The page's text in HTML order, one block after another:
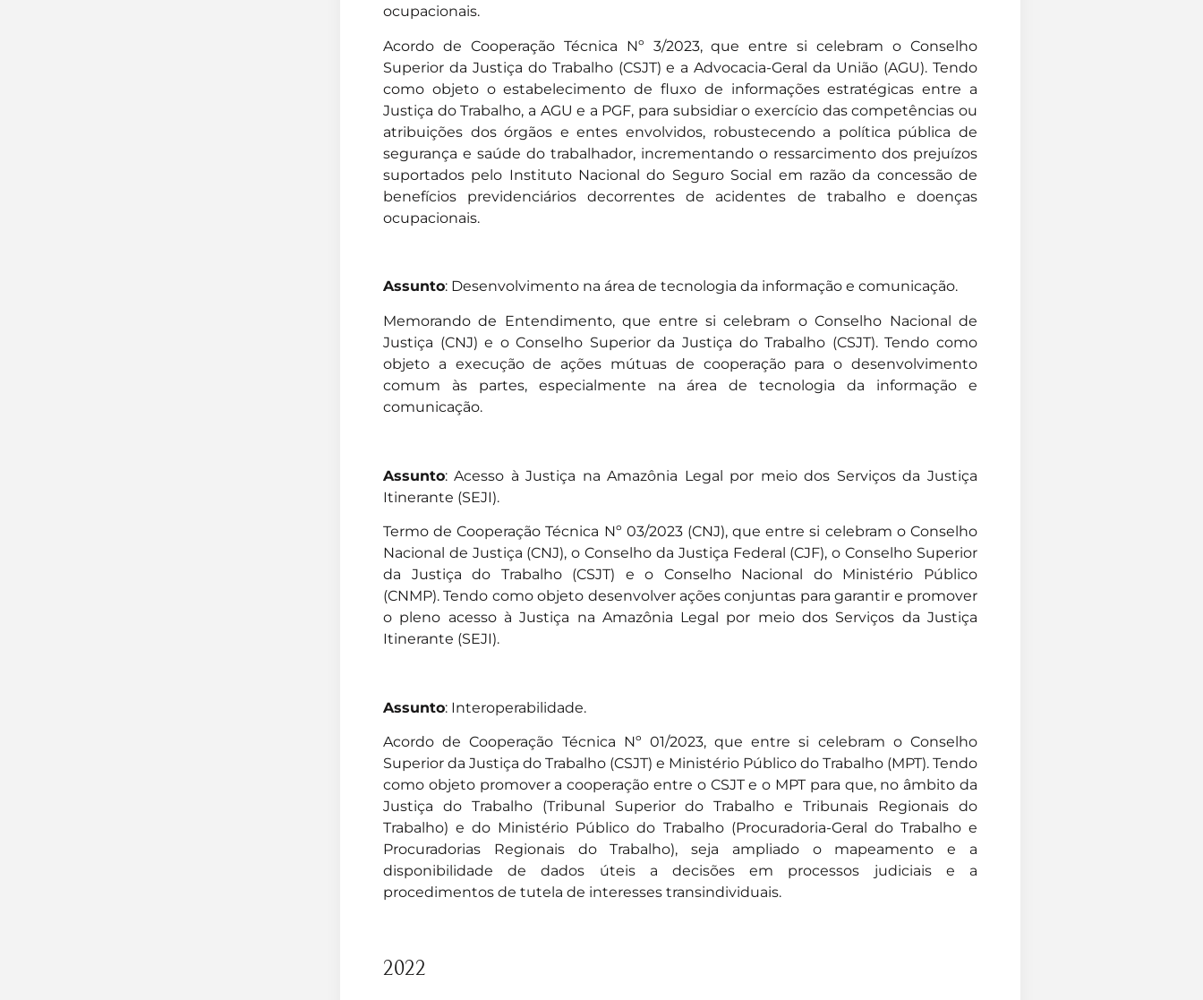
ocupacionais.
Acordo de Cooperação Técnica Nº 3/2023, que entre si celebram o Conselho
Superior da Justiça do Trabalho (CSJT) e a Advocacia-Geral da União (AGU). Tendo
como objeto o estabelecimento de fluxo de informações estratégicas entre a
Justiça do Trabalho, a AGU e a PGF, para subsidiar o exercício das competências ou
atribuições dos órgãos e entes envolvidos, robustecendo a política pública de
segurança e saúde do trabalhador, incrementando o ressarcimento dos prejuízos
suportados pelo Instituto Nacional do Seguro Social em razão da concessão de
benefícios previdenciários decorrentes de acidentes de trabalho e doenças
ocupacionais.
Assunto: Desenvolvimento na área de tecnologia da informação e comunicação.
Memorando de Entendimento, que entre si celebram o Conselho Nacional de
Justiça (CNJ) e o Conselho Superior da Justiça do Trabalho (CSJT). Tendo como
objeto a execução de ações mútuas de cooperação para o desenvolvimento
comum às partes, especialmente na área de tecnologia da informação e
comunicação.
Assunto: Acesso à Justiça na Amazônia Legal por meio dos Serviços da Justiça
Itinerante (SEJI).
Termo de Cooperação Técnica Nº 03/2023 (CNJ), que entre si celebram o Conselho
Nacional de Justiça (CNJ), o Conselho da Justiça Federal (CJF), o Conselho Superior
da Justiça do Trabalho (CSJT) e o Conselho Nacional do Ministério Público
(CNMP). Tendo como objeto desenvolver ações conjuntas para garantir e promover
o pleno acesso à Justiça na Amazônia Legal por meio dos Serviços da Justiça
Itinerante (SEJI).
Assunto: Interoperabilidade.
Acordo de Cooperação Técnica Nº 01/2023, que entre si celebram o Conselho
Superior da Justiça do Trabalho (CSJT) e Ministério Público do Trabalho (MPT). Tendo
como objeto promover a cooperação entre o CSJT e o MPT para que, no âmbito da
Justiça do Trabalho (Tribunal Superior do Trabalho e Tribunais Regionais do
Trabalho) e do Ministério Público do Trabalho (Procuradoria-Geral do Trabalho e
Procuradorias Regionais do Trabalho), seja ampliado o mapeamento e a
disponibilidade de dados úteis a decisões em processos judiciais e a
procedimentos de tutela de interesses transindividuais.
2022